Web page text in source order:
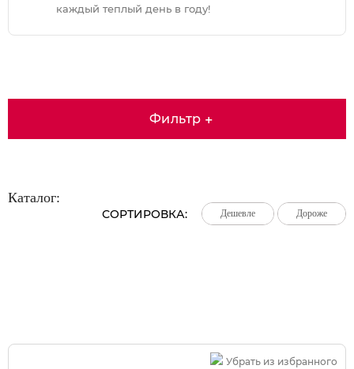
каждый теплый день в году!
Фильтр +
Каталог:
СОРТИРОВКА: Дешевле
Дешевле
Дешевле Дороже
Дороже
Дороже
Убрать из избранного